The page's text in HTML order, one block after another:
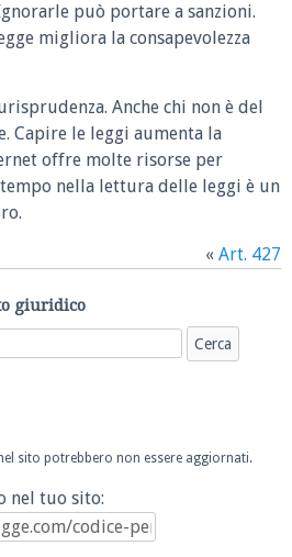
può portare a sanzioni.
migliora la consapevolezza
Anche chi non è del
Capire le leggi aumenta la
offre molte risorse per
nella lettura delle leggi è un
« Art. 427
giuridico
sito potrebbero non essere aggiornati.
nel tuo sito: